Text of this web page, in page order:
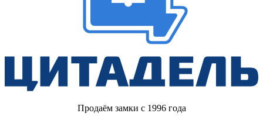
Продаём замки с 1996 года